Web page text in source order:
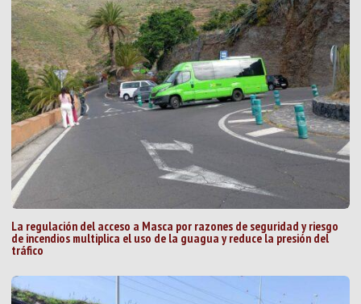
La regulación del acceso a Masca por razones de seguridad y riesgo
de incendios multiplica el uso de la guagua y reduce la presión del
tráfico